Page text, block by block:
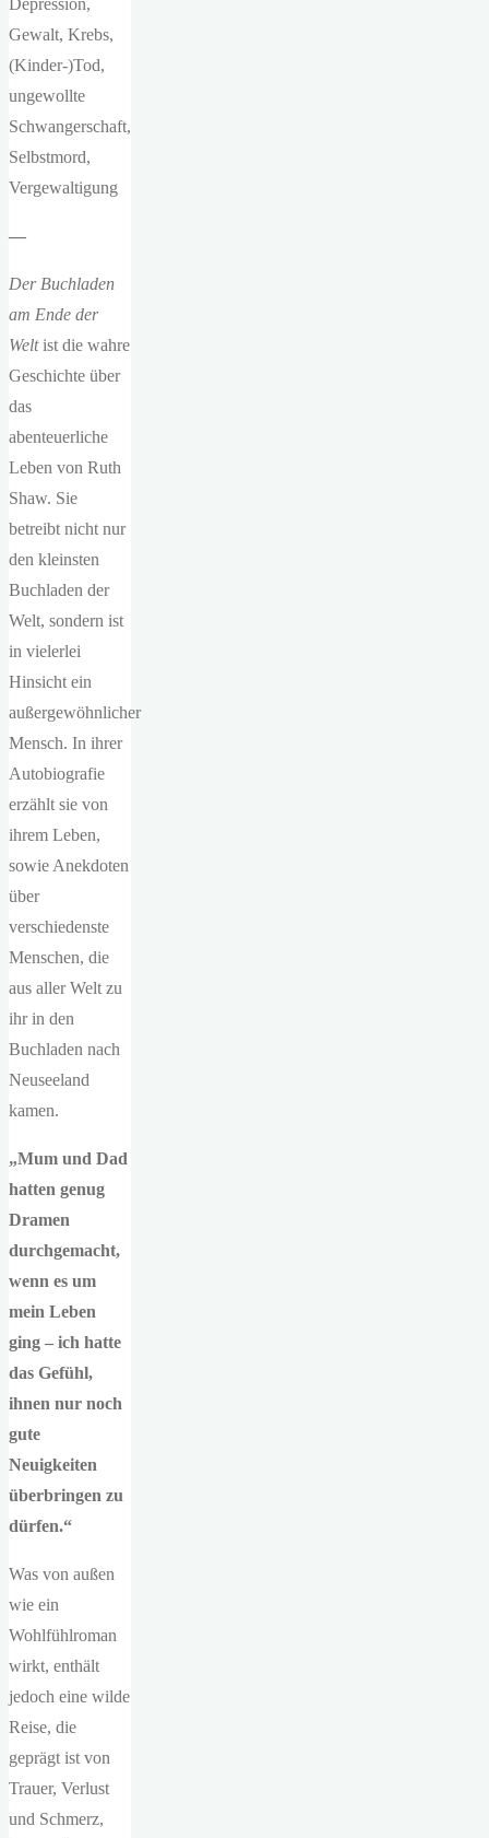
Depression,
Gewalt, Krebs,
(Kinder-)Tod,
ungewollte
Schwangerschaft,
Selbstmord,
Vergewaltigung
—
Der Buchladen
am Ende der
Weltist die wahre
Geschichte über
das
abenteuerliche
Leben von Ruth
Shaw. Sie
betreibt nicht nur
den kleinsten
Buchladen der
Welt, sondern ist
in vielerlei
Hinsicht ein
außergewöhnlicher
Mensch. In ihrer
Autobiografie
erzählt sie von
ihrem Leben,
sowie Anekdoten
über
verschiedenste
Menschen, die
aus aller Welt zu
ihr in den
Buchladen nach
Neuseeland
kamen.
„Mum und Dad
hatten genug
Dramen
durchgemacht,
wenn es um
mein Leben
ging – ich hatte
das Gefühl,
ihnen nur noch
gute
Neuigkeiten
überbringen zu
dürfen.“
Was von außen
wie ein
Wohlfühlroman
wirkt, enthält
jedoch eine wilde
Reise, die
geprägt ist von
Trauer, Verlust
und Schmerz,